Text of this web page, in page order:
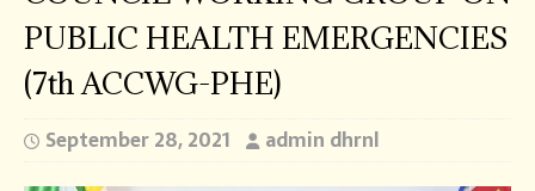
PUBLIC HEALTH EMERGENCIES
(7th ACCWG-PHE)
September 28, 2021 admin dhrnl